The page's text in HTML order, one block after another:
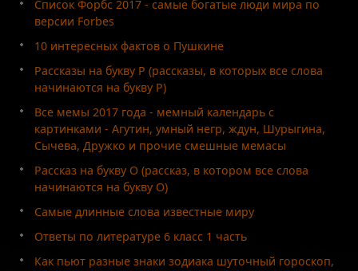
Список Форбс 2017 - самые богатые люди мира по
версии Forbes
10 интересных фактов о Пушкине
Рассказы на букву Р (рассказы, в которых все слова
начинаются на букву Р)
Все мемы 2017 года - мемный календарь с
картинками - Агутин, умный негр, ждун, Шурыгина,
Сычева, Дружко и прочие смешные мемасы
Рассказ на букву О (рассказ, в котором все слова
начинаются на букву О)
Самые длинные слова известные миру
Ответы по литературе 6 класс 1 часть
Как пьют разные знаки зодиака шуточный гороскоп,